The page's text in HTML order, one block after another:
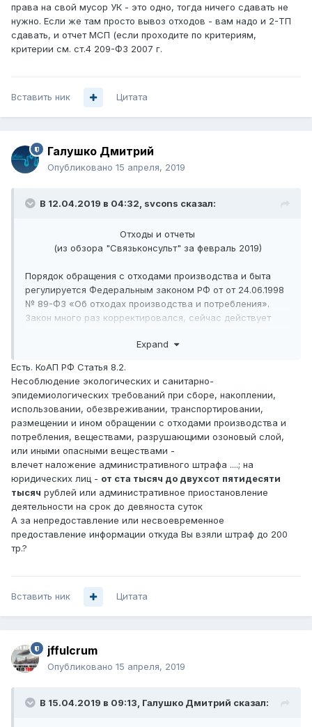
права на свой мусор УК - это одно, тогда ничего сдавать не
нужно. Если же там просто вывоз отходов - вам надо и 2-ТП
сдавать, и отчет МСП (если проходите по критериям,
критерии см. ст.4 209-ФЗ 2007 г.
Вставить ник Цитата
Галушко Дмитрий
Опубликовано 15 апреля, 2019
В 12.04.2019 в 04:32, svcons сказал:
Отходы и отчеты
(из обзора "Связьконсульт" за февраль 2019)
Порядок обращения с отходами производства и быта
регулируется Федеральным законом РФ от от 24.06.1998
№ 89-ФЗ «Об отходах производства и потребления».
Закон много раз корректировался, сейчас действует
работы с отходами. Которая похоже сводится в
обязанности всех предпринимателей и организаций
отправлять властям всевозможные сведения под
угрозой штрафов.
Закон предусматривает, что в РФ ведутся кадастры,
каталоги и прочие базы данных:
- государственный кадастр отходов (далее - ГКО)
включает в себя федеральный классификационный
каталог отходов, государственный реестр объектов
размещения отходов, банк данных об отходах и о
технологиях использования и обезвреживания отходов
различных видов и ведется по единой для Российской
Для Московской области порядок ведения кадастра
В Челябинской области — Постановлением
Правительства Челябинской области от 18.06.2014 №
Expand
Есть. КоАП РФ Статья 8.2.
Несоблюдение экологических и санитарно-
эпидемиологических требований при сборе, накоплении,
использовании, обезвреживании, транспортировании,
размещении и ином обращении с отходами производства и
потребления, веществами, разрушающими озоновый слой,
или иными опасными веществами -
влечет наложение административного штрафа ....; на
юридических лиц - от ста тысяч до двухсот пятидесяти
тысяч рублей или административное приостановление
деятельности на срок до девяноста суток
А за непредоставление или несвоевременное
предоставление информации откуда Вы взяли штраф до 200
тр.?
Вставить ник Цитата
jffulcrum
Опубликовано 15 апреля, 2019
В 15.04.2019 в 09:13, Галушко Дмитрий сказал: